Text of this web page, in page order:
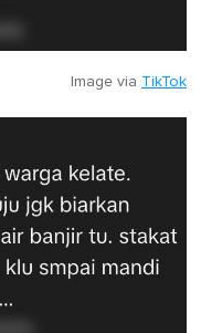
Image via TikTok